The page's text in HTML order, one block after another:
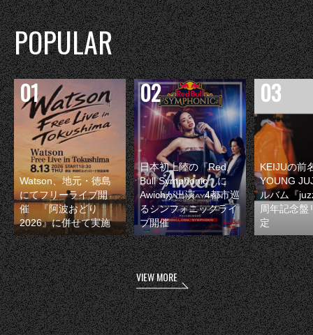
POPULAR
Watson、地元・徳島
にてフリーライブ開
催 『阿波おどり
2026』に併せて実施
日本初上陸の『Red
Bull Symphonic』に
Awichが出演 4都市巡
るシンフォニックライ
ブ開催
KEIJUの前
YOUNG
ルバム『
周年記念盤
定
VIEW MORE